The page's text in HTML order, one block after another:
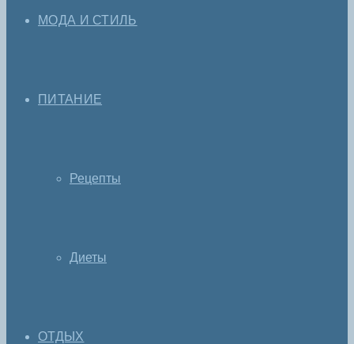
МОДА И СТИЛЬ
ПИТАНИЕ
Рецепты
Диеты
ОТДЫХ